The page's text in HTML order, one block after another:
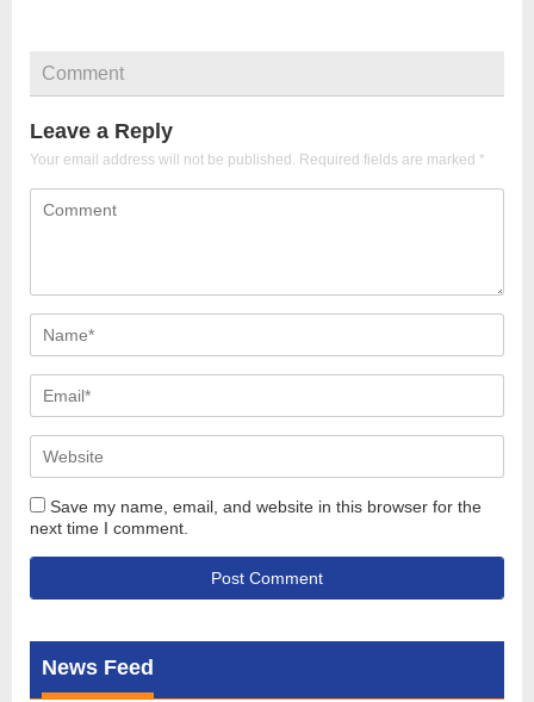
Comment
Leave a Reply
Your email address will not be published. Required fields are marked *
Save my name, email, and website in this browser for the
next time I comment.
News Feed